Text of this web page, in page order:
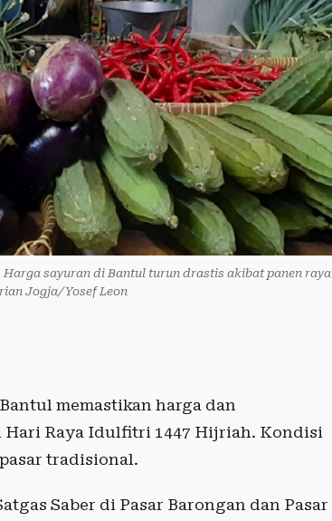
sayuran di Bantul turun drastis akibat panen raya
Jogja/Yosef Leon
memastikan harga dan
Hari Raya Idulfitri 1447 Hijriah. Kondisi
tradisional.
Saber di Pasar Barongan dan Pasar